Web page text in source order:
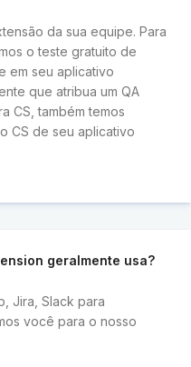
da sua equipe. Para
o teste gratuito de
em seu aplicativo
que atribua um QA
CS, também temos
CS de seu aplicativo
geralmente usa?
Jira, Slack para
você para o nosso